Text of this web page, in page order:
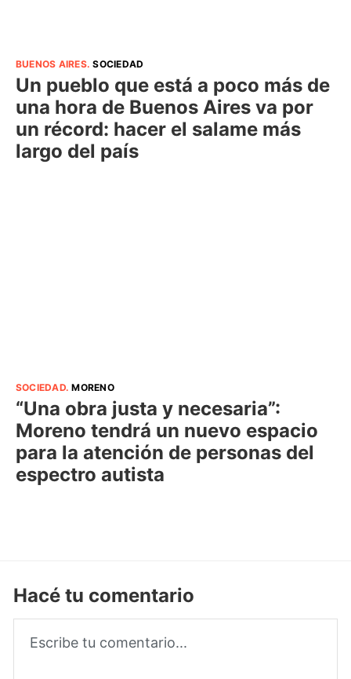
BUENOS AIRES.SOCIEDAD
Un pueblo que está a poco más de
una hora de Buenos Aires va por
un récord: hacer el salame más
largo del país
SOCIEDAD.MORENO
“Una obra justa y necesaria”:
Moreno tendrá un nuevo espacio
para la atención de personas del
espectro autista
Hacé tu comentario